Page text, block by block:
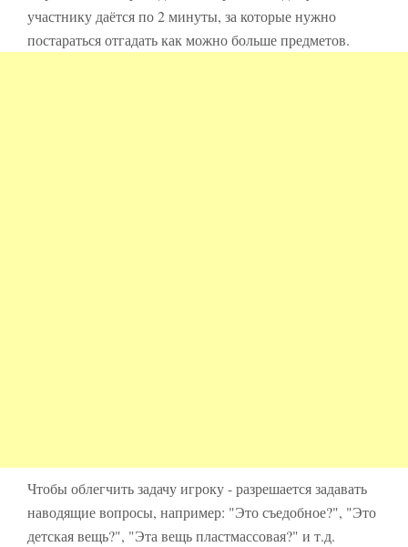
участнику даётся по 2 минуты, за которые нужно
постараться отгадать как можно больше предметов.
Чтобы облегчить задачу игроку - разрешается задавать
наводящие вопросы, например: "Это съедобное?", "Это
детская вещь?", "Эта вещь пластмассовая?" и т.д.